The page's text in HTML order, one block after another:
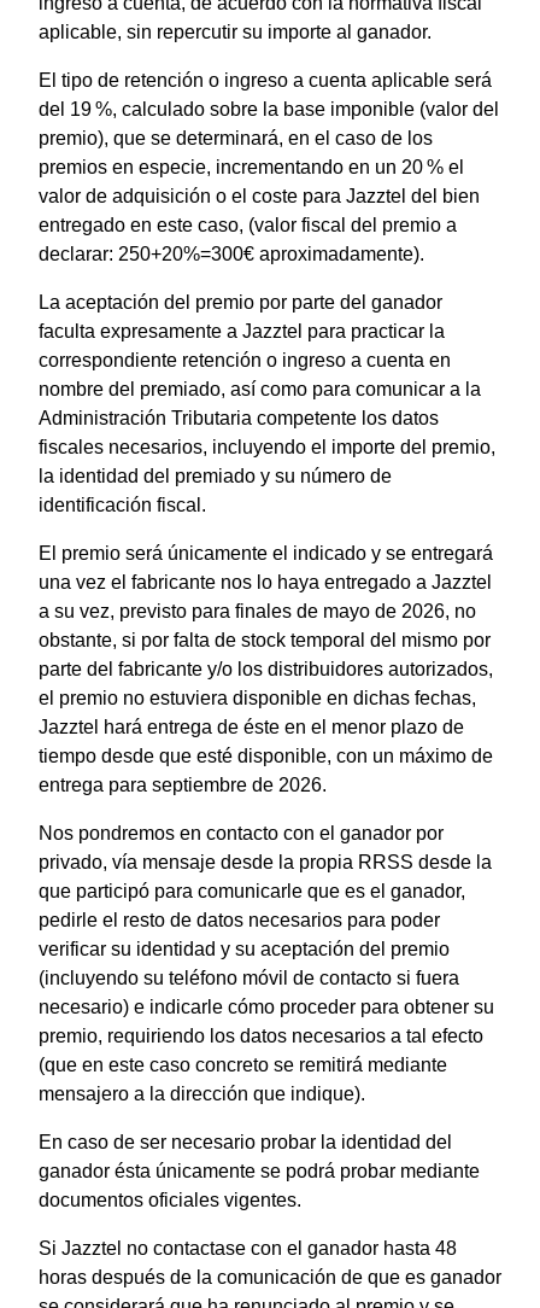
aplicable, sin repercutir su importe al ganador.
El tipo de retención o ingreso a cuenta aplicable será
del 19 %, calculado sobre la base imponible (valor del
premio), que se determinará, en el caso de los
premios en especie, incrementando en un 20 % el
valor de adquisición o el coste para Jazztel del bien
entregado en este caso, (valor fiscal del premio a
declarar: 250+20%=300€ aproximadamente).
La aceptación del premio por parte del ganador
faculta expresamente a Jazztel para practicar la
correspondiente retención o ingreso a cuenta en
nombre del premiado, así como para comunicar a la
Administración Tributaria competente los datos
fiscales necesarios, incluyendo el importe del premio,
la identidad del premiado y su número de
identificación fiscal.
El premio será únicamente el indicado y se entregará
una vez el fabricante nos lo haya entregado a Jazztel
a su vez, previsto para finales de mayo de 2026, no
obstante, si por falta de stock temporal del mismo por
parte del fabricante y/o los distribuidores autorizados,
el premio no estuviera disponible en dichas fechas,
Jazztel hará entrega de éste en el menor plazo de
tiempo desde que esté disponible, con un máximo de
entrega para septiembre de 2026.
Nos pondremos en contacto con el ganador por
privado, vía mensaje desde la propia RRSS desde la
que participó para comunicarle que es el ganador,
pedirle el resto de datos necesarios para poder
verificar su identidad y su aceptación del premio
(incluyendo su teléfono móvil de contacto si fuera
necesario) e indicarle cómo proceder para obtener su
premio, requiriendo los datos necesarios a tal efecto
(que en este caso concreto se remitirá mediante
mensajero a la dirección que indique).
En caso de ser necesario probar la identidad del
ganador ésta únicamente se podrá probar mediante
documentos oficiales vigentes.
Si Jazztel no contactase con el ganador hasta 48
horas después de la comunicación de que es ganador